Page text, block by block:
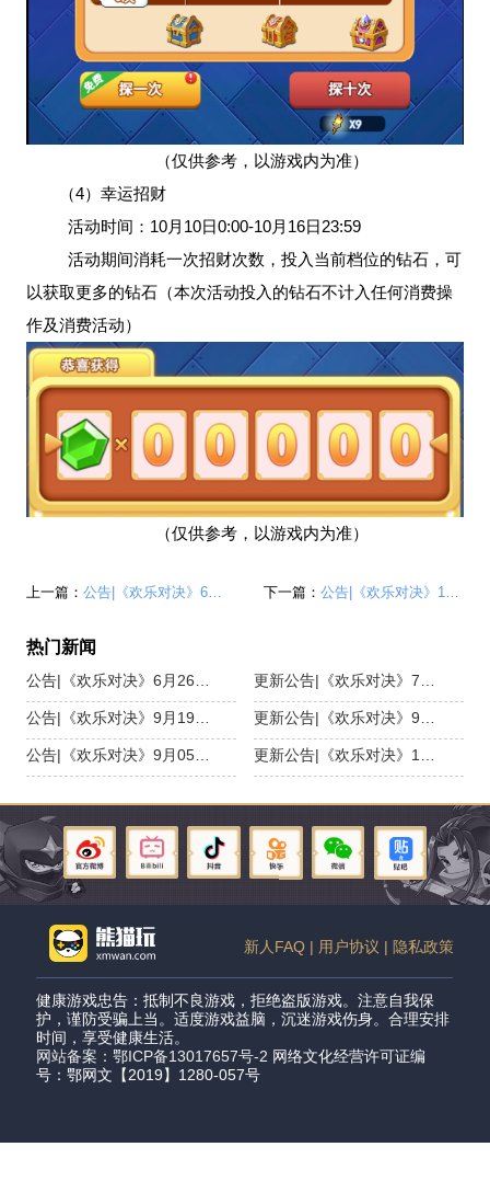
（仅供参考，以游戏内为准）
（4）幸运招财
活动时间：10月10日0:00-10月16日23:59
活动期间消耗一次招财次数，投入当前档位的钻石，可
以获取更多的钻石（本次活动投入的钻石不计入任何消费操
作及消费活动）
（仅供参考，以游戏内为准）
上一篇： 公告|《欢乐对决》6月26日活动预告 下一篇：
热门新闻
公告|《欢乐对决》6月26日活动预告 更新公告|《欢乐对决》7月2日更新，超值战令活动开启！
公告|《欢乐对决》9月19日活动预告 更新公告|《欢乐对决》9月11日更新，神秘转盘开启！
公告|《欢乐对决》9月05日活动预告 更新公告|《欢乐对决》1月8日更新，超值战令开启！
新人FAQ | 用户协议 | 隐私政策
健康游戏忠告：抵制不良游戏，拒绝盗版游戏。注意自我保
护，谨防受骗上当。适度游戏益脑，沉迷游戏伤身。合理安排
时间，享受健康生活。
网站备案：鄂ICP备13017657号-2 网络文化经营许可证编
号：鄂网文【2019】1280-057号